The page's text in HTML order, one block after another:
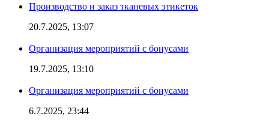
Производство и заказ тканевых этикеток
20.7.2025, 13:07
Организация мероприятий с бонусами
19.7.2025, 13:10
Организация мероприятий с бонусами
6.7.2025, 23:44